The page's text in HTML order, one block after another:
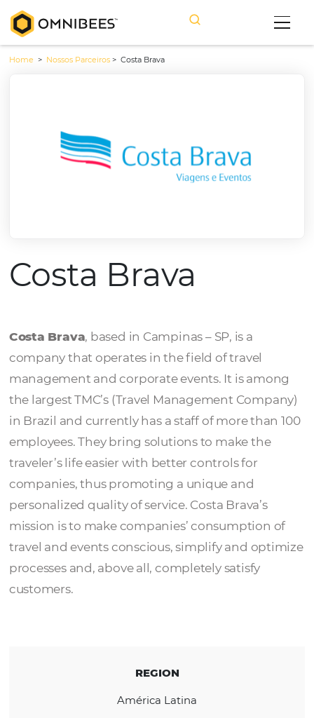
Costa Brava
Costa Brava, based in Campinas – SP, is a
company that operates in the field of travel
management and corporate events. It is
the largest TMC’s (Travel Management
in Brazil and currently has a staff of more
employees. They bring solutions to make
traveler’s life easier with better controls for
companies, thus promoting a unique and
personalized quality of service. Costa Brava’s
processes and, above all, completely satisfy